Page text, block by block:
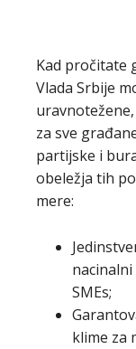
Kad pročitate
Vlada Srbije
za sve
partijske i
obeležja tih
mere:
SMEs;
klime za